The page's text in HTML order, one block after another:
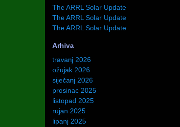
The ARRL Solar Update
The ARRL Solar Update
The ARRL Solar Update
Arhiva
travanj 2026
ožujak 2026
siječanj 2026
prosinac 2025
listopad 2025
rujan 2025
lipanj 2025